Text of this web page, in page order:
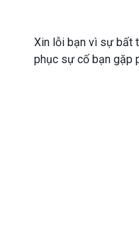
Xin lỗi bạn vì sự bất
phục sự cố bạn gặp